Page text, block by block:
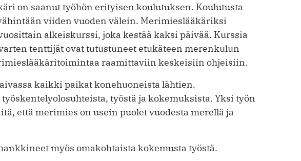
on saanut työhön erityisen koulutuksen. Koulutusta
viiden vuoden välein. Merimieslääkäriksi
alkeiskurssi, joka kestää kaksi päivää. Kurssia
tenttijät ovat tutustuneet etukäteen merenkulun
raamittaviin keskeisiin ohjeisiin.
kaikki paikat konehuoneista lähtien.
työstä ja kokemuksista. Yksi työn
että merimies on usein puolet vuodesta merellä ja
myös omakohtaista kokemusta työstä.